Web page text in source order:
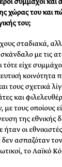
χώρας του και
του;
σταδιακά,
με τις
είχε
κοινότητα
τους σχετικά
και
τους οποίους
της εθνικής
ήταν οι
ασπαζόταν
το Λαϊκό